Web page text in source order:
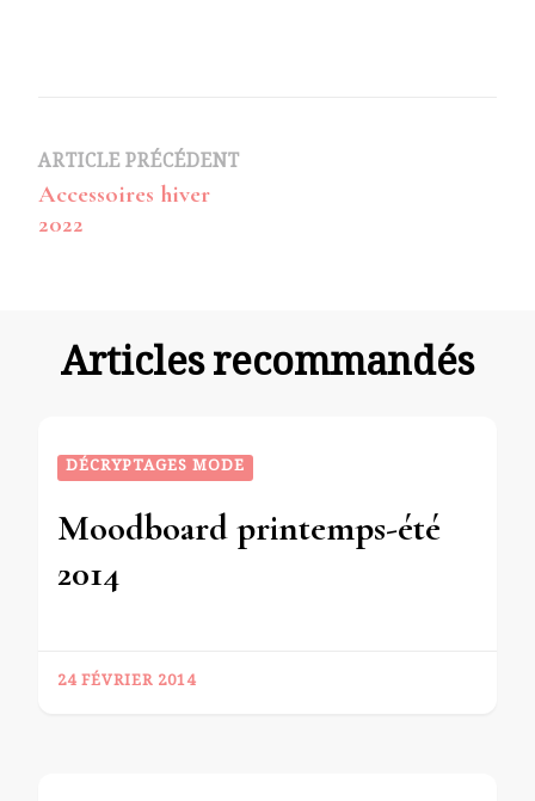
Navigation
d’article
ARTICLE PRÉCÉDENT
Accessoires hiver
2022
Articles recommandés
DÉCRYPTAGES MODE
Moodboard printemps-été
2014
24 FÉVRIER 2014